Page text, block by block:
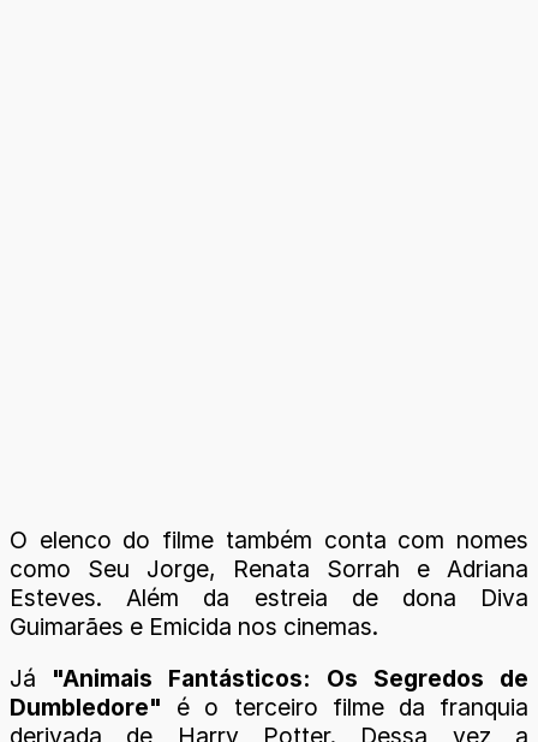
O elenco do filme também conta com nomes
como Seu Jorge, Renata Sorrah e Adriana
Esteves. Além da estreia de dona Diva
Guimarães e Emicida nos cinemas.
Já "Animais Fantásticos: Os Segredos de
Dumbledore" é o terceiro filme da franquia
derivada de Harry Potter. Dessa vez a